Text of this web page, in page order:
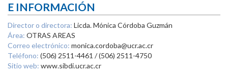
E INFORMACIÓN
Director o directora: Licda. Mónica Córdoba Guzmán
Área: OTRAS AREAS
Correo electrónico: monica.cordoba@ucr.ac.cr
Teléfono: (506) 2511-4461 / (506) 2511-4750
Sitio web: www.sibdi.ucr.ac.cr